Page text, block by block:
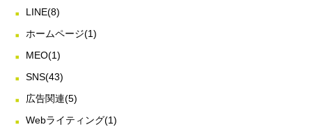
LINE(8)
ホームページ(1)
MEO(1)
SNS(43)
広告関連(5)
Webライティング(1)